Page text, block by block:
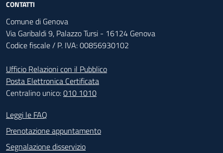
CONTATTI
Comune di Genova
Via Garibaldi 9, Palazzo Tursi - 16124 Genova
Codice fiscale / P. IVA: 00856930102
Ufficio Relazioni con il Pubblico
Posta Elettronica Certificata
Centralino unico:010 1010
Footer - Contatti
Leggi le FAQ
Prenotazione appuntamento
Segnalazione disservizio